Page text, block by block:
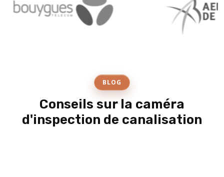
BLOG
Conseils sur la caméra
d'inspection de canalisation